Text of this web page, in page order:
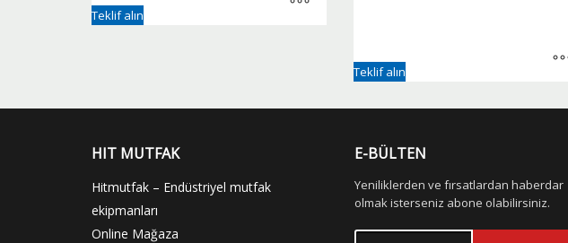
Teklif alın
Teklif alın
HIT MUTFAK
Hitmutfak – Endüstriyel mutfak
ekipmanları
Online Mağaza
E-BÜLTEN
Yeniliklerden ve fırsatlardan haberdar
olmak isterseniz abone olabilirsiniz.